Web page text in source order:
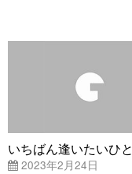
いちばん逢いたいひと
2023年2月24日